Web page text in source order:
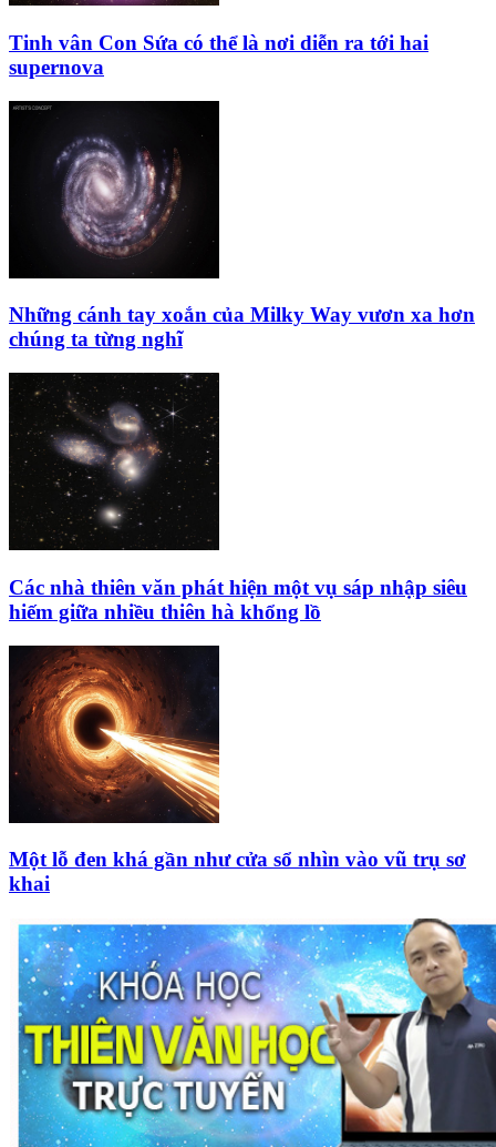
Tinh vân Con Sứa có thể là nơi diễn ra tới hai
supernova
Những cánh tay xoắn của Milky Way vươn xa hơn
chúng ta từng nghĩ
Các nhà thiên văn phát hiện một vụ sáp nhập siêu
hiếm giữa nhiều thiên hà khổng lồ
Một lỗ đen khá gần như cửa sổ nhìn vào vũ trụ sơ
khai